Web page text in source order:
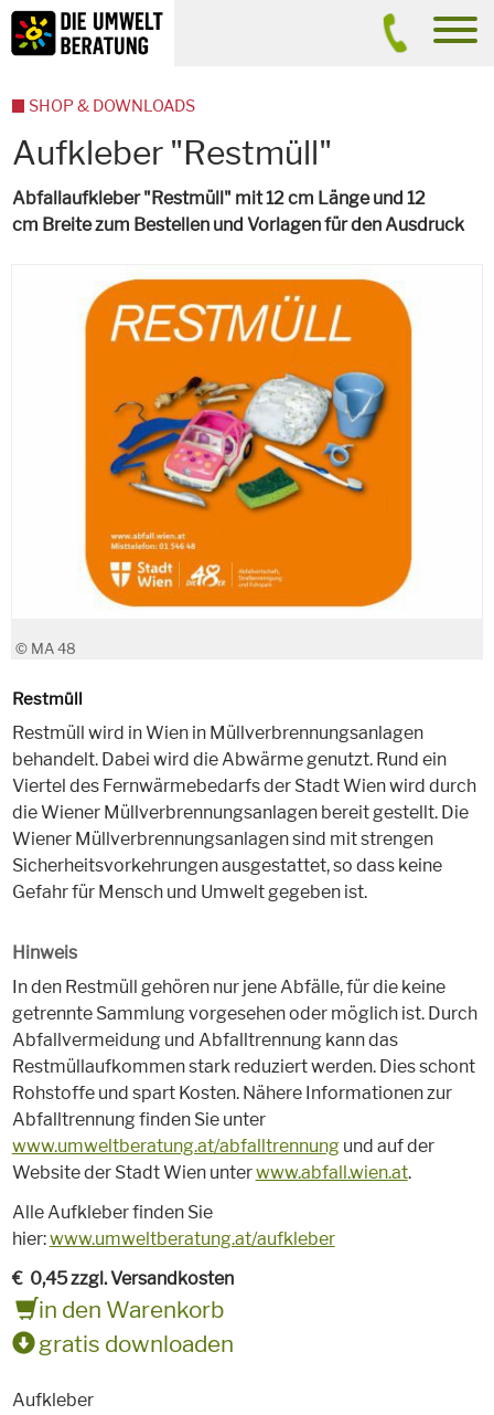
Inhalt
Suche
Aufkleber "Restmüll"
Abfallaufkleber "Restmüll" mit 12 cm Länge und 12
cm Breite zum Bestellen und Vorlagen für den Ausdruck
© MA 48
Restmüll
Restmüll wird in Wien in Müllverbrennungsanlagen
behandelt. Dabei wird die Abwärme genutzt. Rund ein
Viertel des Fernwärmebedarfs der Stadt Wien wird durch
die Wiener Müllverbrennungsanlagen bereit gestellt. Die
Wiener Müllverbrennungsanlagen sind mit strengen
Sicherheitsvorkehrungen ausgestattet, so dass keine
Gefahr für Mensch und Umwelt gegeben ist.
Hinweis
In den Restmüll gehören nur jene Abfälle, für die keine
getrennte Sammlung vorgesehen oder möglich ist. Durch
Abfallvermeidung und Abfalltrennung kann das
Restmüllaufkommen stark reduziert werden. Dies schont
Rohstoffe und spart Kosten. Nähere Informationen zur
Abfalltrennung finden Sie unter
www.umweltberatung.at/abfalltrennungund auf der
Website der Stadt Wien unterwww.abfall.wien.at.
Alle Aufkleber finden Sie
hier:www.umweltberatung.at/aufkleber
€ 0,45 zzgl. Versandkosten
in den Warenkorb
gratis downloaden
Aufkleber
SHOP & DOWNLOADS